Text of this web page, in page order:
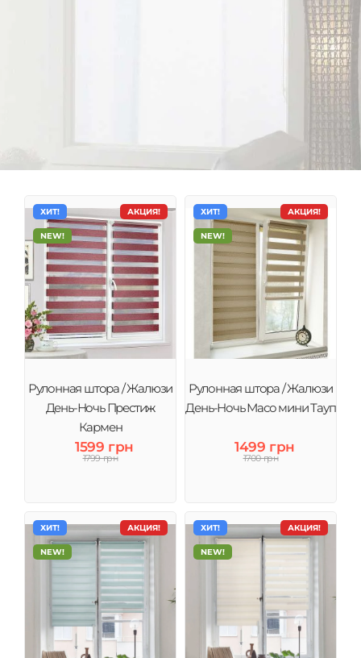
Тканевые ролеты День-Ночь
Рулонные шторы (тканевые ролеты) – это
современное качественное и стильное решение
декора окна и защиты от солнца.
АКЦИЯ!
ХИТ!
NEW!
Рулонная штора / Жалюзи
День-Ночь Престиж
Кармен
1599 грн
1799 грн
АКЦИЯ!
ХИТ!
NEW!
Рулонная штора / Жалюзи
День-Ночь Масо мини Тауп
1499 грн
1700 грн
АКЦИЯ!
ХИТ!
NEW!
АКЦИЯ!
ХИТ!
NEW!